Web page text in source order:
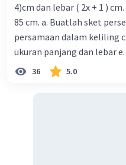
4)cm dan lebar ( 2x + 1 )
85 cm. a. Buatlah sket
persamaan dalam keliling
ukuran panjang dan lebar
36 5.0